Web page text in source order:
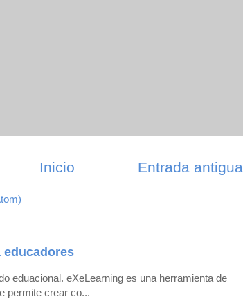
Entrada antigua
Inicio
educadores
eduacional. eXeLearning es una herramienta de
permite crear co...